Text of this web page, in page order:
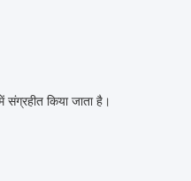
किया जाता है।